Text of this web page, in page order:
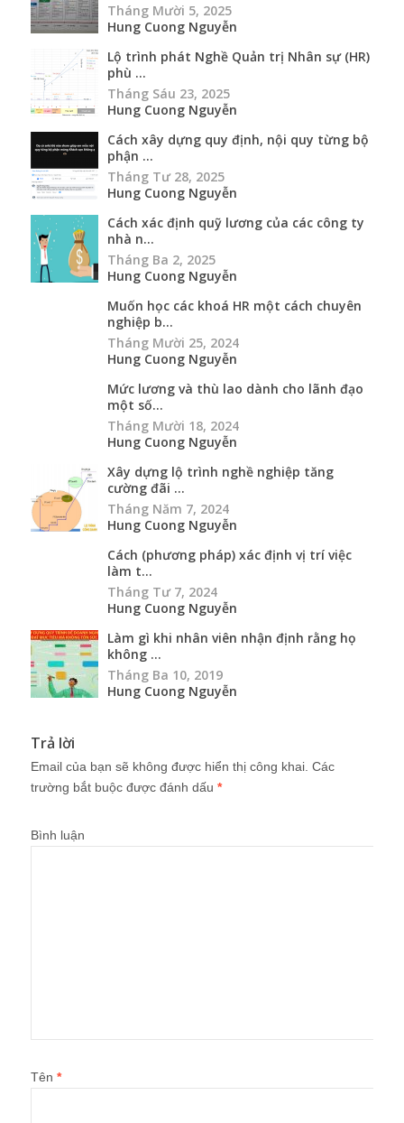
Tháng Mười 5, 2025
Hung Cuong Nguyễn
Lộ trình phát Nghề Quản trị Nhân sự (HR)
phù ...
Tháng Sáu 23, 2025
Hung Cuong Nguyễn
Cách xây dựng quy định, nội quy từng bộ
phận ...
Tháng Tư 28, 2025
Hung Cuong Nguyễn
Cách xác định quỹ lương của các công ty
nhà n...
Tháng Ba 2, 2025
Hung Cuong Nguyễn
Muốn học các khoá HR một cách chuyên
nghiệp b...
Tháng Mười 25, 2024
Hung Cuong Nguyễn
Mức lương và thù lao dành cho lãnh đạo
một số...
Tháng Mười 18, 2024
Hung Cuong Nguyễn
Xây dựng lộ trình nghề nghiệp tăng
cường đãi ...
Tháng Năm 7, 2024
Hung Cuong Nguyễn
Cách (phương pháp) xác định vị trí việc
làm t...
Tháng Tư 7, 2024
Hung Cuong Nguyễn
Làm gì khi nhân viên nhận định rằng họ
không ...
Tháng Ba 10, 2019
Hung Cuong Nguyễn
Trả lời
Email của bạn sẽ không được hiển thị công khai. Các
trường bắt buộc được đánh dấu *
Bình luận
Tên *